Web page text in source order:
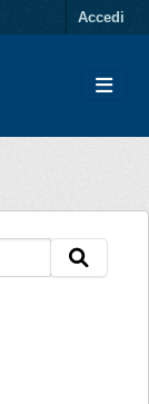
Accedi